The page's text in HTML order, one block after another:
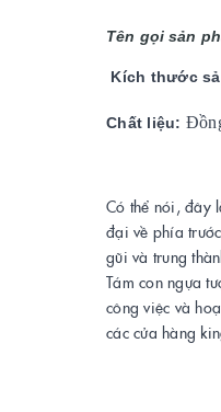
Tên gọi sản
Kích thước
Chất liệu:
Có thể nói, đây
đại về phía
gũi và trung
Tám con ngựa
công việc và
các cửa hàng